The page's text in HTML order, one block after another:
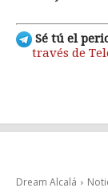
Sé tú el
través de